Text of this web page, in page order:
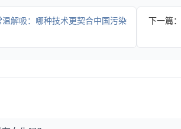
温解吸：哪种技术更契合中国污染
下一篇：